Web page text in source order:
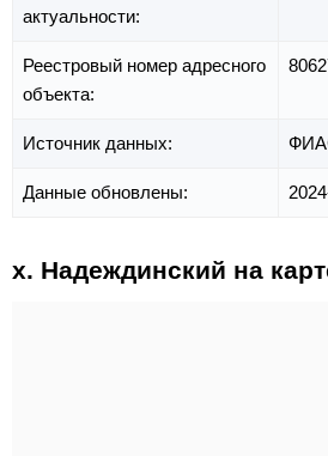
актуальности:
Реестровый номер адресного
объекта:
Источник данных:
Данные обновлены:
х. Надеждинский на